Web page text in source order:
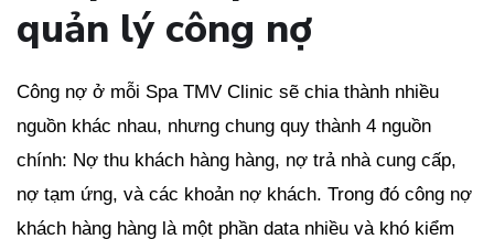
quản lý công nợ
Công nợ ở mỗi Spa TMV Clinic sẽ chia thành nhiều
nguồn khác nhau, nhưng chung quy thành 4 nguồn
chính: Nợ thu khách hàng hàng, nợ trả nhà cung cấp,
nợ tạm ứng, và các khoản nợ khách. Trong đó công nợ
khách hàng hàng là một phần data nhiều và khó kiểm